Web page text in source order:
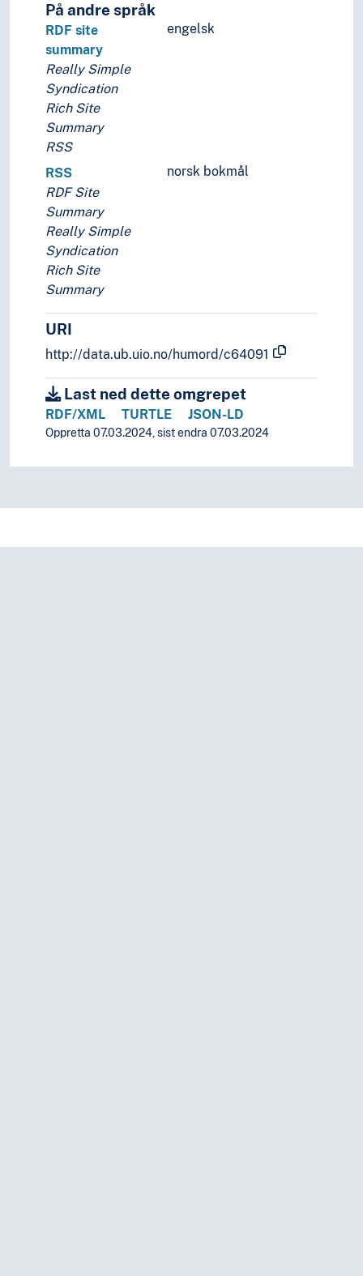
På andre språk
engelsk
RDF site
summary
Really Simple
Syndication
Rich Site
Summary
RSS
norsk bokmål
RSS
RDF Site
Summary
Really Simple
Syndication
Rich Site
Summary
URI
http://data.ub.uio.no/humord/c64091
Last ned dette omgrepet
RDF/XML TURTLE JSON-LD
Oppretta 07.03.2024, sist endra 07.03.2024